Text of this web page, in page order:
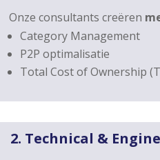
Onze consultants creëren
Category Management
P2P optimalisatie
Total Cost of Ownership
2. Technical &